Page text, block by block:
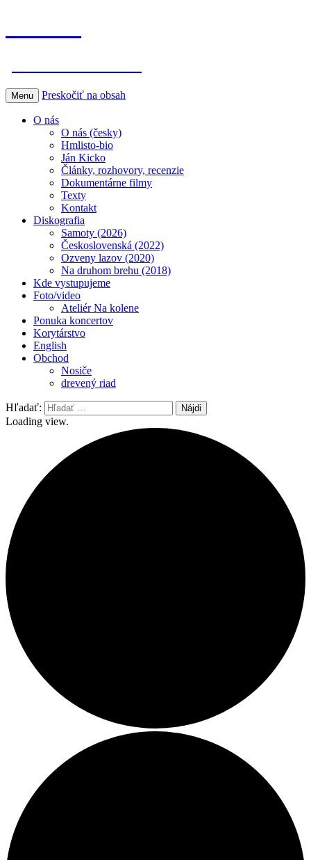
Menu Preskočiť na obsah
O nás
O nás (česky)
Hmlisto-bio
Ján Kicko
Články, rozhovory, recenzie
Dokumentárne filmy
Texty
Kontakt
Diskografia
Samoty (2026)
Československá (2022)
Ozveny lazov (2020)
Na druhom brehu (2018)
Kde vystupujeme
Foto/video
Ateliér Na kolene
Ponuka koncertov
Korytárstvo
English
Obchod
Nosiče
drevený riad
Hľadať:
Loading view.